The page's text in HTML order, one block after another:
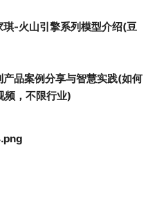
琪-火山引擎系列模型介绍(豆
产品案例分享与智慧实践(如何
频，不限行业)